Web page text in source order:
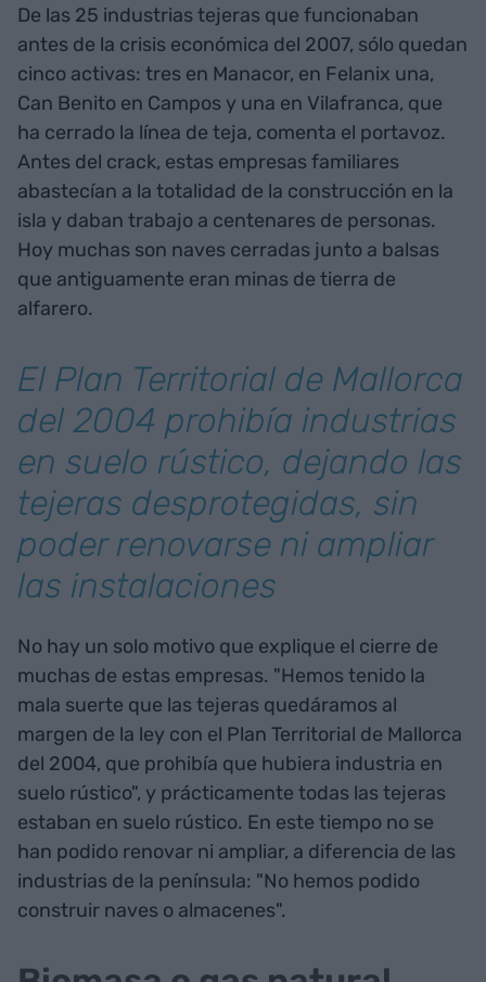
De las 25 industrias tejeras que funcionaban
antes de la crisis económica del 2007, sólo quedan
cinco activas: tres en Manacor, en Felanix una,
Can Benito en Campos y una en Vilafranca, que
ha cerrado la línea de teja, comenta el portavoz.
Antes del crack, estas empresas familiares
abastecían a la totalidad de la construcción en la
isla y daban trabajo a centenares de personas.
Hoy muchas son naves cerradas junto a balsas
que antiguamente eran minas de tierra de
alfarero.
El Plan Territorial de Mallorca
del 2004 prohibía industrias
en suelo rústico, dejando las
tejeras desprotegidas, sin
poder renovarse ni ampliar
las instalaciones
No hay un solo motivo que explique el cierre de
muchas de estas empresas. "Hemos tenido la
mala suerte que las tejeras quedáramos al
margen de la ley con el Plan Territorial de Mallorca
del 2004, que prohibía que hubiera industria en
suelo rústico", y prácticamente todas las tejeras
estaban en suelo rústico. En este tiempo no se
han podido renovar ni ampliar, a diferencia de las
industrias de la península: "No hemos podido
construir naves o almacenes".